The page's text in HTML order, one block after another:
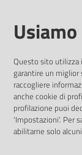
Pubblicità legale
Privacy Policy
Attuazione
Liste di Attesa
ENTI, IMPRESE
Questo sito utilizza
garantire un miglior
raccogliere
anche cookie di
profilazione puoi
'Impostazioni'. Per
abilitarne solo